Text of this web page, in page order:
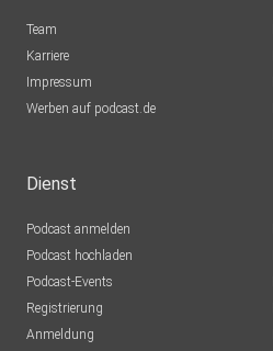
Team
Karriere
Impressum
Werben auf podcast.de
Dienst
Podcast anmelden
Podcast hochladen
Podcast-Events
Registrierung
Anmeldung